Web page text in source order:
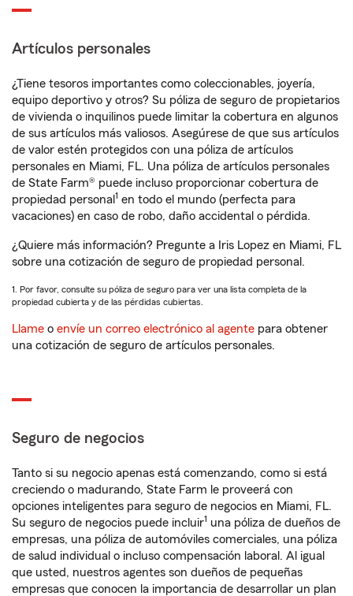
Artículos personales
¿Tiene tesoros importantes como coleccionables, joyería,
equipo deportivo y otros? Su póliza de seguro de propietarios
de vivienda o inquilinos puede limitar la cobertura en algunos
de sus artículos más valiosos. Asegúrese de que sus artículos
de valor estén protegidos con una póliza de artículos
personales en Miami, FL. Una póliza de artículos personales
de State Farm® puede incluso proporcionar cobertura de
propiedad personal 1 en todo el mundo (perfecta para
vacaciones) en caso de robo, daño accidental o pérdida.
¿Quiere más información? Pregunte a Iris Lopez en Miami, FL
sobre una cotización de seguro de propiedad personal.
1. Por favor, consulte su póliza de seguro para ver una lista completa de la
propiedad cubierta y de las pérdidas cubiertas.
Llame o envíe un correo electrónico al agente para obtener
una cotización de seguro de artículos personales.
Seguro de negocios
Tanto si su negocio apenas está comenzando, como si está
creciendo o madurando, State Farm le proveerá con
opciones inteligentes para seguro de negocios en Miami, FL.
Su seguro de negocios puede incluir1 una póliza de dueños de
empresas, una póliza de automóviles comerciales, una póliza
de salud individual o incluso compensación laboral. Al igual
que usted, nuestros agentes son dueños de pequeñas
empresas que conocen la importancia de desarrollar un plan